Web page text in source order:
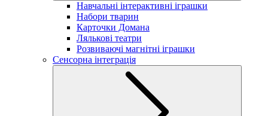
Навчальні інтерактивні іграшки
Набори тварин
Карточки Домана
Лялькові театри
Розвиваючі магнітні іграшки
Сенсорна інтеграція